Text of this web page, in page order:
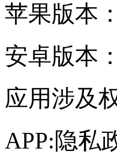
苹果版本：
安卓版本：
应用涉及
APP:隐私